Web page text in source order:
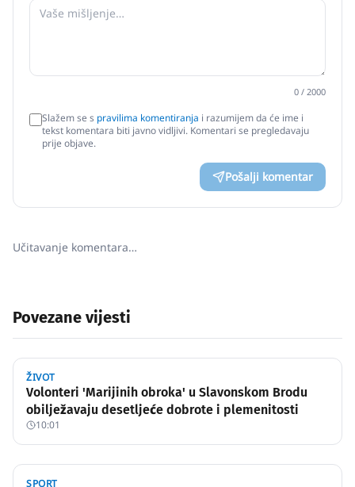
0 / 2000
Slažem se s pravilima komentiranja i razumijem da će ime i
tekst komentara biti javno vidljivi. Komentari se pregledavaju
prije objave.
Pošalji komentar
Učitavanje komentara…
Povezane vijesti
ŽIVOT
Volonteri 'Marijinih obroka' u Slavonskom Brodu
obilježavaju desetljeće dobrote i plemenitosti
10:01
SPORT